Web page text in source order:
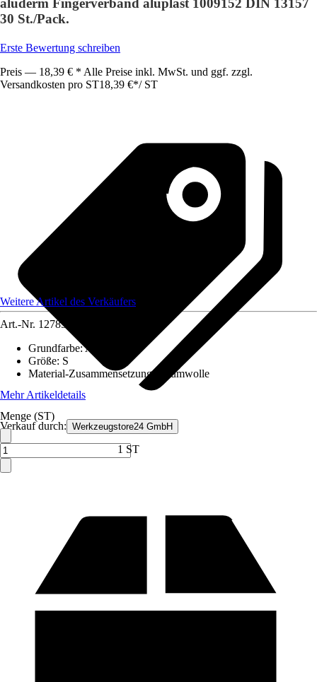
30 St./Pack.
Erste Bewertung schreiben
Preis — 18,39 € * Alle Preise inkl. MwSt. und ggf. zzgl.
Versandkosten pro ST18,39 €*/ ST
Verkauf durch: Werkzeugstore24 GmbH
Weitere Artikel des Verkäufers
Art.-Nr. 12785231
Grundfarbe:Anthrazit
Größe: S
Material-Zusammensetzung:
Baumwolle
Mehr Artikeldetails
Menge (ST)
1 ST